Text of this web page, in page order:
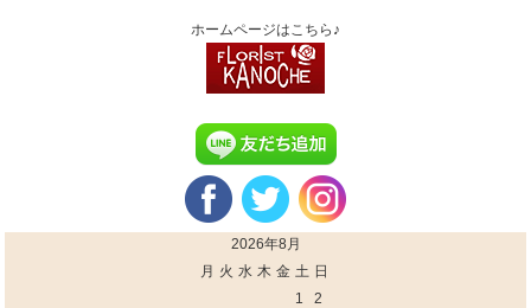
ホームページはこちら♪
2026年8月
月 火 水 木 金 土 日
1
2